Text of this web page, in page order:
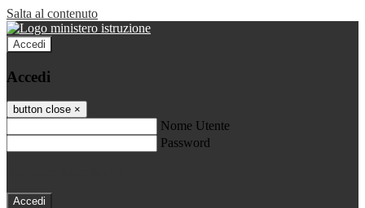
Salta al contenuto
Accedi
Accedi
button close ×
Nome Utente
Password